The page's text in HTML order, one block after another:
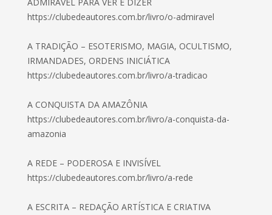
https://clubedeautores.com.br/livro/o-admiravel
A TRADIÇÃO – ESOTERISMO, MAGIA, OCULTISMO,
IRMANDADES, ORDENS INICIÁTICA
https://clubedeautores.com.br/livro/a-tradicao
A CONQUISTA DA AMAZÔNIA
https://clubedeautores.com.br/livro/a-conquista-da-
amazonia
A REDE – PODEROSA E INVISÍVEL
https://clubedeautores.com.br/livro/a-rede
A ESCRITA – REDAÇÃO ARTÍSTICA E CRIATIVA